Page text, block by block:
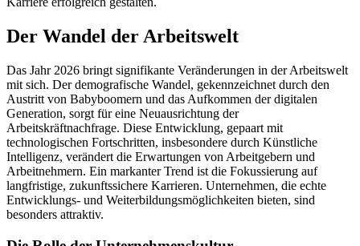
Der Wandel der Arbeitswelt
Das Jahr 2026 bringt signifikante Veränderungen in der Arbeitswelt
mit sich. Der demografische Wandel, gekennzeichnet durch den
Austritt von Babyboomern und das Aufkommen der digitalen
Generation, sorgt für eine Neuausrichtung der
Arbeitskräftnachfrage. Diese Entwicklung, gepaart mit
technologischen Fortschritten, insbesondere durch Künstliche
Intelligenz, verändert die Erwartungen von Arbeitgebern und
Arbeitnehmern. Ein markanter Trend ist die Fokussierung auf
langfristige, zukunftssichere Karrieren. Unternehmen, die echte
Entwicklungs- und Weiterbildungsmöglichkeiten bieten, sind
besonders attraktiv.